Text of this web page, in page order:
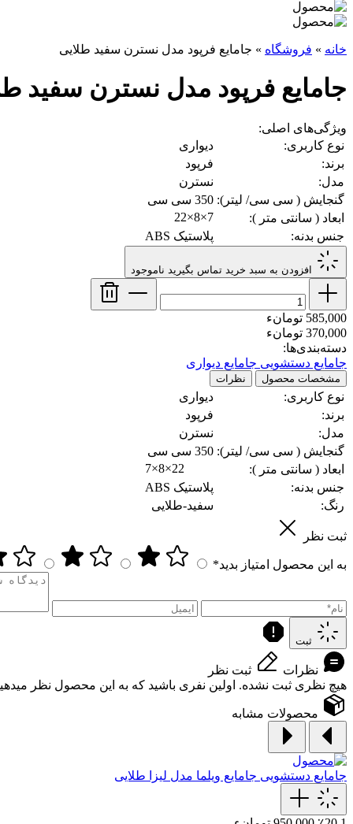
خانه » فروشگاه » جامایع‌ فرپود مدل نسترن‌ سفید‌ طلایی
جامایع‌ فرپود مدل نسترن‌ سفید‌
ویژگی‌های اصلی:
نوع کاربری:
دیواری
برند:
فرپود
مدل:
نسترن
گنجایش ( سی سی/ لیتر): 350 سی سی
ابعاد ( سانتی متر ):
7×8×22
جنس بدنه:
پلاستیک ABS
افزودن به سبد خرید تماس بگیرید ناموجود
585,000 تومانء
370,000 تومانء
دسته‌بندی‌ها:
جامایع دستشویی جامایع دیواری
مشخصات محصول نظرات
نوع کاربری:
دیواری
برند:
فرپود
مدل:
نسترن
گنجایش ( سی سی/ لیتر): 350 سی سی
ابعاد ( سانتی متر ):
7×8×22
جنس بدنه:
پلاستیک ABS
رنگ:
سفید-طلایی
ثبت نظر
به این محصول امتیاز بدید*
ثبت
نظرات
ثبت نظر
هیچ نظری ثبت نشده. اولین نفری باشید که به این محصول نظر
محصولات مشابه
جامایع دستشویی جامایع ویلما مدل لیزا طلایی